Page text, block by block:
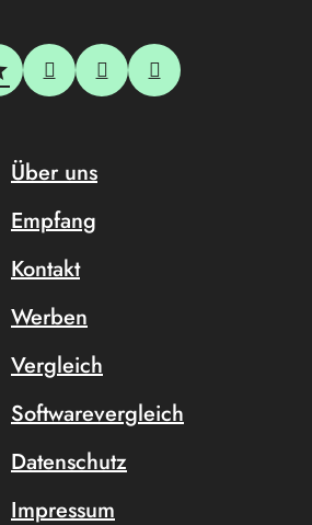
Über uns
Empfang
Kontakt
Werben
Vergleich
Softwarevergleich
Datenschutz
Impressum